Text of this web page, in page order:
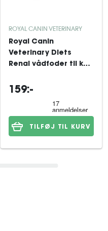
ROYAL CANIN VETERINARY
Royal Canin
Veterinary Diets
Renal vådfoder til kat
159:-
TILFØJ TIL KURV